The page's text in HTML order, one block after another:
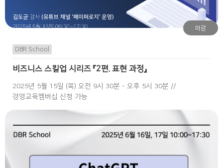
마감
DBR School
비즈니스 스킬업 시리즈 『2편. 표현 과정』
2025년 5월 15일 (목) 오전 9시 30분 - 오후 5시 30분 //
경영교육멤버십 신청 가능